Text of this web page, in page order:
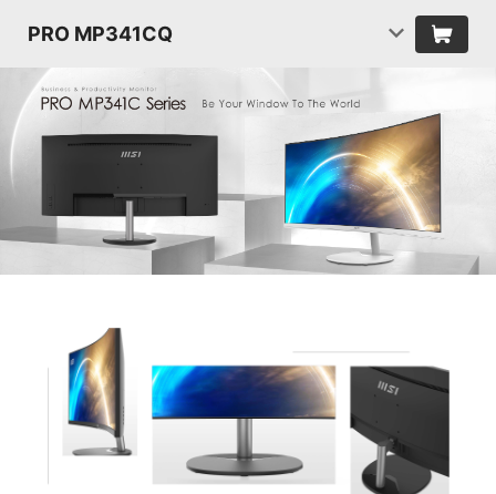
PRO MP341CQ